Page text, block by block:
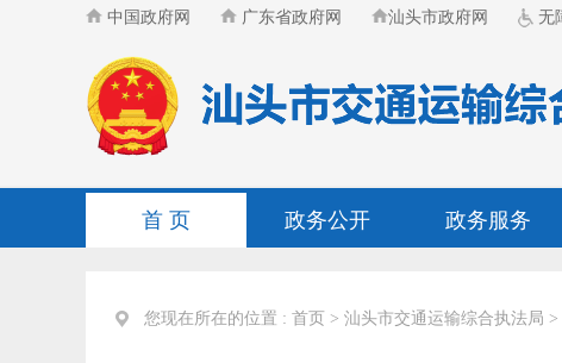
中国政府网 广东省政府网 汕头市政府网 无
首 页 政务公开 政务服务
您现在所在的位置 : 首页 > 汕头市交通运输综合执法局 >